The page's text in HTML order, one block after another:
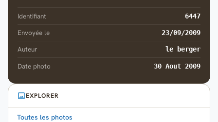
Identifiant 6447
Envoyée le 23/09/2009
Auteur le berger
Date photo 30 Aout 2009
EXPLORER
Toutes les photos